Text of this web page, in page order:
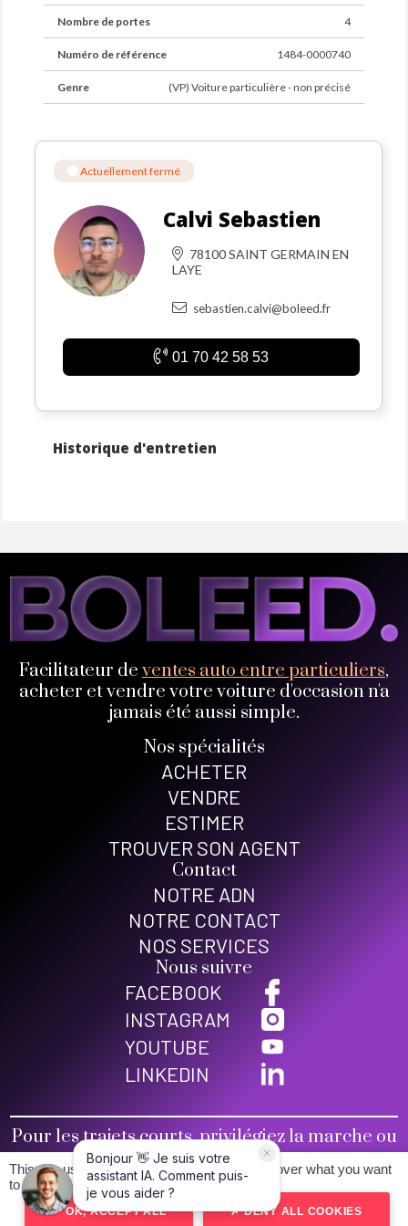
Nombre de portes 4
Numéro de référence 1484-0000740
Genre (VP) Voiture particulière - non précisé
Actuellement fermé
Calvi Sebastien
78100 SAINT GERMAIN EN
LAYE
sebastien.calvi@boleed.fr
01 70 42 58 53
Historique d'entretien
Facilitateur deventes auto entre particuliers,
acheter et vendre votre voiture d'occasion n'a
jamais été aussi simple.
Nos spécialités
ACHETER
VENDRE
ESTIMER
TROUVER SON AGENT
Contact
NOTRE ADN
NOTRE CONTACT
NOS SERVICES
Nous suivre
FACEBOOK
INSTAGRAM
YOUTUBE
LINKEDIN
Pour les trajets courts, privilégiez la marche ou
le vélo
Conditions générales de vente
Mentions légales
Politique de confidentialité
This site uses cookies and gives you control over what you want
to activate
OK, ACCEPT ALL DENY ALL COOKIES